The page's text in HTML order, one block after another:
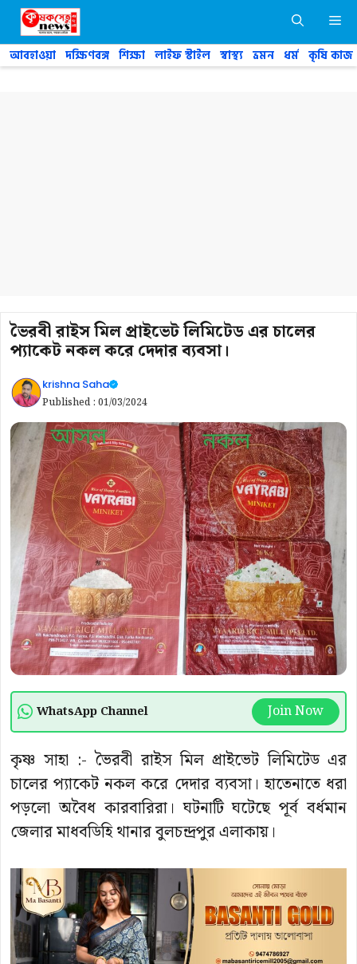
Skip
content
আবহাওয়া দক্ষিণবঙ্গ শিক্ষা লাইফ স্টাইল স্বাস্থ্য ভ্রমন ধর্ম কৃষি কাজ
ভৈরবী রাইস মিল প্রাইভেট লিমিটেড এর চালের
প্যাকেট নকল করে দেদার ব্যবসা।
krishna Saha
Published : 01/03/2024
WhatsApp Channel Join Now
কৃষ্ণ সাহা :- ভৈরবী রাইস মিল প্রাইভেট লিমিটেড এর
চালের প্যাকেট নকল করে দেদার ব্যবসা। হাতেনাতে ধরা
পড়লো অবৈধ কারবারিরা। ঘটনাটি ঘটেছে পূর্ব বর্ধমান
জেলার মাধবডিহি থানার বুলচন্দ্রপুর এলাকায়।